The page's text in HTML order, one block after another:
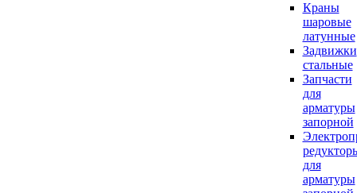
Краны
шаровые
латунные
Задвижки
стальные
Запчасти
для
арматуры
запорной
для
арматуры